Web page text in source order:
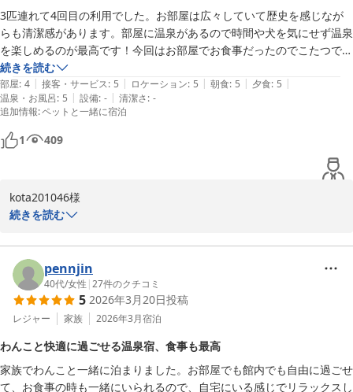
一方で、メインのすき焼きのお肉の量につきまして、貴重なご意見
をありがとうございます。 「もっと食べたかった」と感じていただ
けるほど、米沢牛の味を気に入っていただけたことは光栄であると
同時に、ボリュームに関するご期待に完全にお応えしきれなかった
点は、今後の献立作りの参考とさせていただきます。
当館では、お肉をしっかり堪能したいお客様向けに、お肉の増量プ
ランや追加注文も承っておりますので、次回お越しの際はぜひそち
これからも、味、サービスともにお客様に心からご満足いただける
宿を目指し、精進してまいります。 再びお客様にお会いできる日
を、スタッフ一同心よりお待ち申し上げております。ありがとうご
ざいました。
小野川温泉 名湯の宿 吾妻荘
2026-04-23
3匹連れて4回目の利用でした。お部屋は広々していて歴史を感じなが
らも清潔感があります。部屋に温泉があるので時間や犬を気にせず温泉
を楽しめるのが最高です！今回はお部屋でお食事だったのでこたつでゆ
っくり美味しいすき焼きを頂きました。いつも対応してくださるスタッ
フの方とも気さくに会話ができて楽しい旅でした。
続きを読む
部屋: 4 | 接客・サービス: 5 | ロケーション: 5 | 朝食: 5 | 夕食: 5 |
温泉・お風呂: 5 | 設備: - | 清潔さ: -
追加情報:ペットと一緒に宿泊
1 409
kota201046様
いつも当館をご愛顧いただき、誠にありがとうございます。 今回で
に、再びお帰りいただけましたこと、スタッフ一同心より感謝申し
上げます。
お部屋でのひとときを最高と仰っていただき、大変光栄に存じま
す。 ワンちゃんをお部屋に残す心配をすることなく、源泉掛け流し
付き客室ならではの贅沢ですね。歴史を重ねた建物ではございます
が、お客様に清々しくお過ごしいただけるよう整えている点に触れ
ていただき、私共も大変励みになります。
続きを読む
pennjin
40代/女性 |27件のクチコミ
5 2026年3月20日投稿
レジャー 家族 2026年3月宿泊
わんこと快適に過ごせる温泉宿、食事も最高
家族でわんこと一緒に泊まりました。お部屋でも館内でも自由に過ごせ
て、お食事の時も一緒にいられるので、自宅にいる感じでリラックスし